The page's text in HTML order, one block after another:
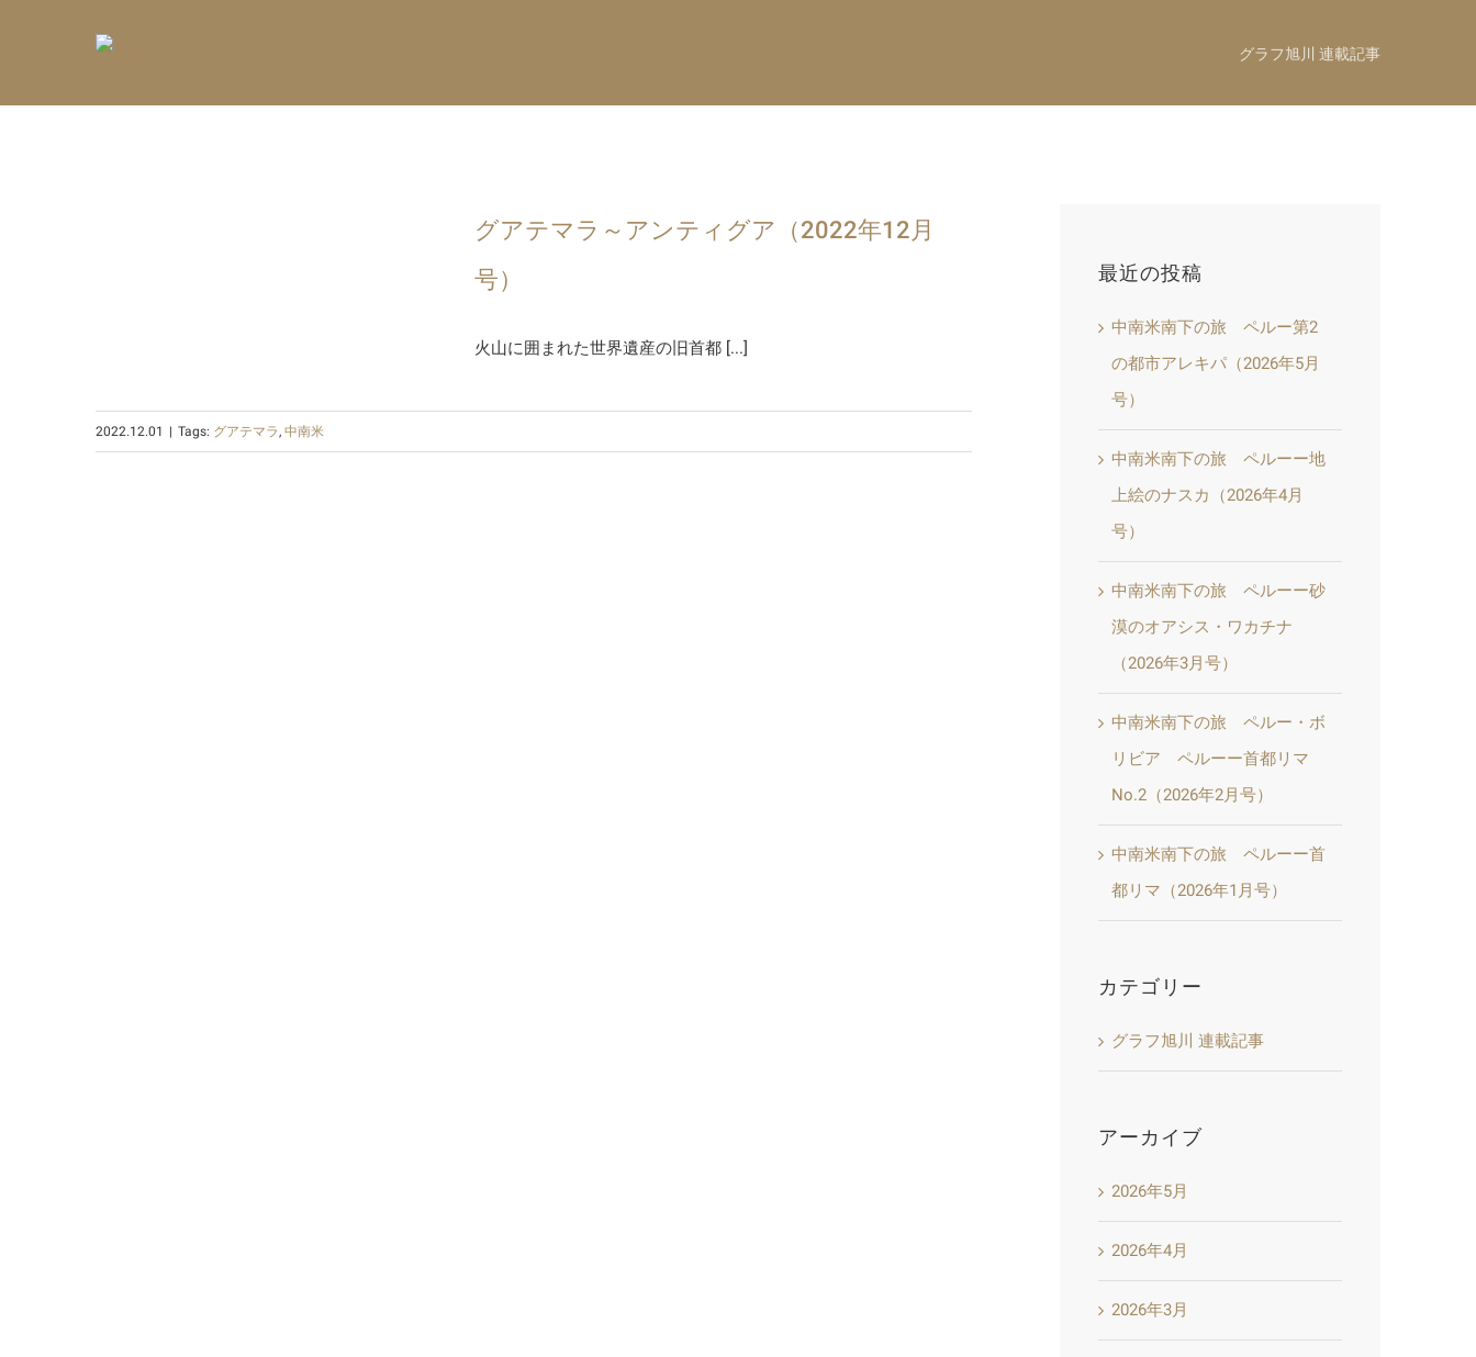
グラフ旭川 連載記事
グアテマラ～アンティグア（2022年12月
号）
火山に囲まれた世界遺産の旧首都 [...]
2022.12.01 | Tags: グアテマラ, 中南米
最近の投稿
中南米南下の旅 ペルー第2
の都市アレキパ（2026年5月
号）
中南米南下の旅 ペルーー地
上絵のナスカ（2026年4月
号）
中南米南下の旅 ペルーー砂
漠のオアシス・ワカチナ
（2026年3月号）
中南米南下の旅 ペルー・ボ
リビア ペルーー首都リマ
No.2（2026年2月号）
中南米南下の旅 ペルーー首
都リマ（2026年1月号）
カテゴリー
グラフ旭川 連載記事
アーカイブ
2026年5月
2026年4月
2026年3月